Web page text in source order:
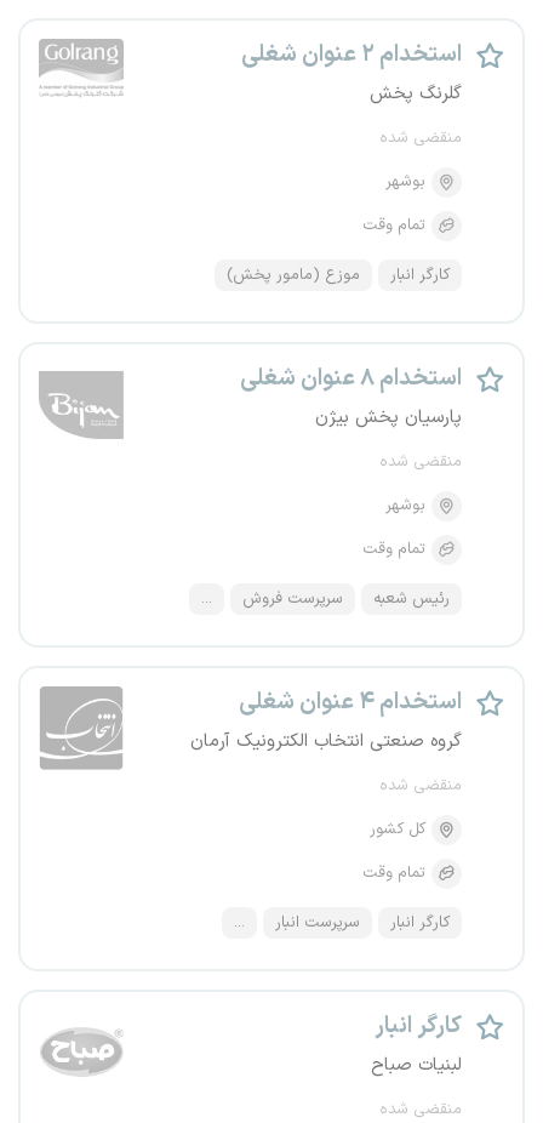
استخدام ۲ عنوان شغلی
گلرنگ پخش
منقضی شده
بوشهر
تمام وقت
کارگر انبار موزع (مامور پخش)
استخدام ۸ عنوان شغلی
پارسیان پخش بیژن
منقضی شده
بوشهر
تمام وقت
رئیس شعبه سرپرست فروش ...
استخدام ۴ عنوان شغلی
گروه صنعتی انتخاب الکترونیک آرمان
منقضی شده
کل کشور
تمام وقت
کارگر انبار سرپرست انبار ...
کارگر انبار
لبنیات صباح
منقضی شده